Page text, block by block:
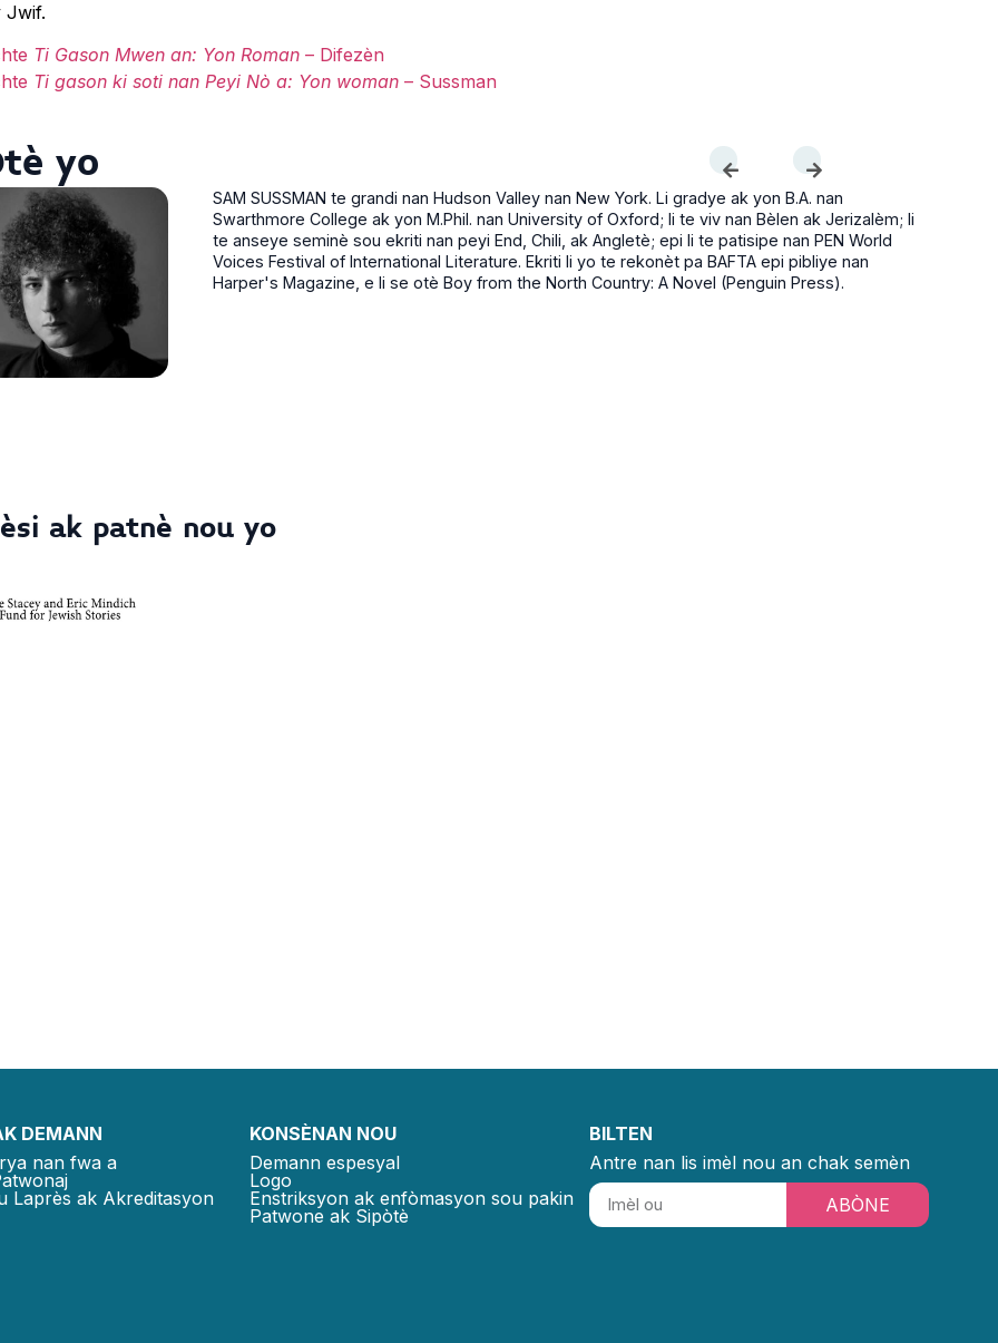
Jwif.
Ti Gason Mwen an: Yon Roman – Difezèn
Ti gason ki soti nan Peyi Nò a: Yon woman – Sussman
yo
SAM SUSSMAN te grandi nan Hudson Valley nan New York. Li gradye ak yon B.A. nan
Swarthmore College ak yon M.Phil. nan University of Oxford; li te viv nan Bèlen ak Jerizalèm; li
te anseye seminè sou ekriti nan peyi End, Chili, ak Angletè; epi li te patisipe nan PEN World
Voices Festival of International Literature. Ekriti li yo te rekonèt pa BAFTA epi pibliye nan
Harper's Magazine, e li se otè Boy from the North Country: A Novel (Penguin Press).
ak patnè nou yo
DEMANN
nan fwa a
Laprès ak Akreditasyon
KONSÈNAN NOU
Demann espesyal
Logo
Enstriksyon ak enfòmasyon sou pakin
Patwone ak Sipòtè
BILTEN
Antre nan lis imèl nou an chak semèn
ABÒNE